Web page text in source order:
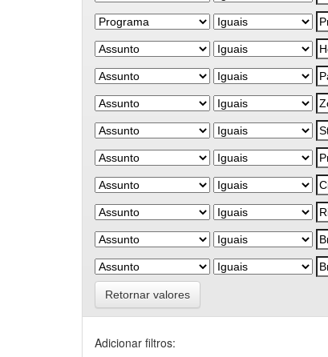
Retornar valores
Adicionar filtros: